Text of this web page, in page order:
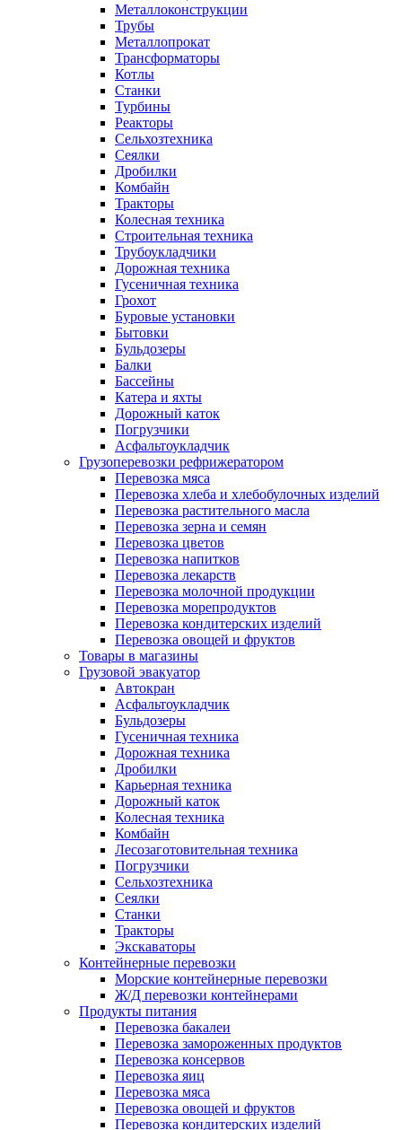
Металлоконструкции
Трубы
Металлопрокат
Трансформаторы
Котлы
Станки
Турбины
Реакторы
Сельхозтехника
Сеялки
Дробилки
Комбайн
Тракторы
Колесная техника
Строительная техника
Трубоукладчики
Дорожная техника
Гусеничная техника
Грохот
Буровые установки
Бытовки
Бульдозеры
Балки
Бассейны
Катера и яхты
Дорожный каток
Погрузчики
Асфальтоукладчик
Грузоперевозки рефрижератором
Перевозка мяса
Перевозка хлеба и хлебобулочных изделий
Перевозка растительного масла
Перевозка зерна и семян
Перевозка цветов
Перевозка напитков
Перевозка лекарств
Перевозка молочной продукции
Перевозка морепродуктов
Перевозка кондитерских изделий
Перевозка овощей и фруктов
Товары в магазины
Грузовой эвакуатор
Автокран
Асфальтоукладчик
Бульдозеры
Гусеничная техника
Дорожная техника
Дробилки
Карьерная техника
Дорожный каток
Колесная техника
Комбайн
Лесозаготовительная техника
Погрузчики
Сельхозтехника
Сеялки
Станки
Тракторы
Экскаваторы
Контейнерные перевозки
Морские контейнерные перевозки
Ж/Д перевозки контейнерами
Продукты питания
Перевозка бакалеи
Перевозка замороженных продуктов
Перевозка консервов
Перевозка яиц
Перевозка мяса
Перевозка овощей и фруктов
Перевозка кондитерских изделий